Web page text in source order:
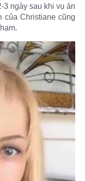
ngày sau khi vụ án
của Christiane cũng